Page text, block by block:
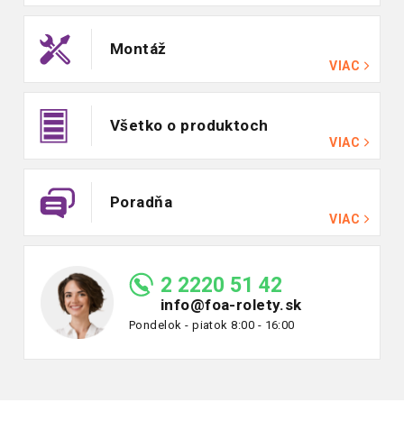
Montáž
VIAC
Všetko o produktoch
VIAC
Poradňa
VIAC
2 2220 51 42
info@foa-rolety.sk
Pondelok - piatok 8:00 - 16:00